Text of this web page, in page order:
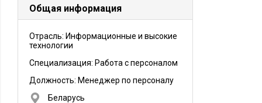
Общая информация
Отрасль: Информационные и высокие
технологии
Специализация: Работа с персоналом
Должность: Менеджер по персоналу
Беларусь